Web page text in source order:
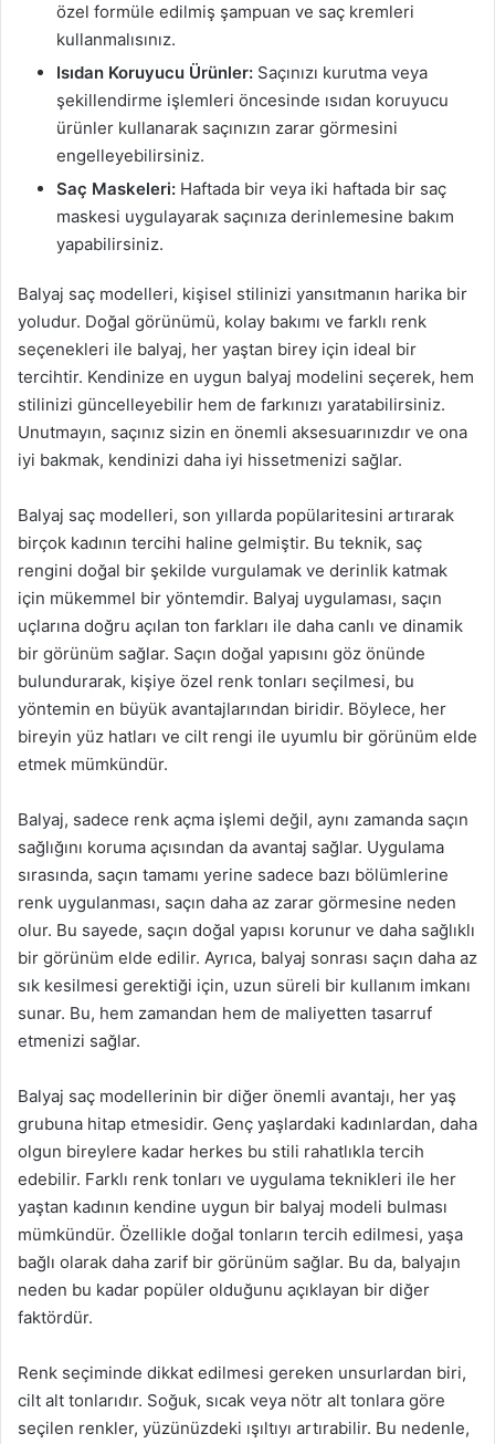
özel formüle edilmiş şampuan ve saç kremleri
kullanmalısınız.
Isıdan Koruyucu Ürünler: Saçınızı kurutma veya
şekillendirme işlemleri öncesinde ısıdan koruyucu
ürünler kullanarak saçınızın zarar görmesini
engelleyebilirsiniz.
Saç Maskeleri: Haftada bir veya iki haftada bir saç
maskesi uygulayarak saçınıza derinlemesine bakım
yapabilirsiniz.
Balyaj saç modelleri, kişisel stilinizi yansıtmanın harika bir
yoludur. Doğal görünümü, kolay bakımı ve farklı renk
seçenekleri ile balyaj, her yaştan birey için ideal bir
tercihtir. Kendinize en uygun balyaj modelini seçerek, hem
stilinizi güncelleyebilir hem de farkınızı yaratabilirsiniz.
Unutmayın, saçınız sizin en önemli aksesuarınızdır ve ona
iyi bakmak, kendinizi daha iyi hissetmenizi sağlar.
Balyaj saç modelleri, son yıllarda popülaritesini artırarak
birçok kadının tercihi haline gelmiştir. Bu teknik, saç
rengini doğal bir şekilde vurgulamak ve derinlik katmak
için mükemmel bir yöntemdir. Balyaj uygulaması, saçın
uçlarına doğru açılan ton farkları ile daha canlı ve dinamik
bir görünüm sağlar. Saçın doğal yapısını göz önünde
bulundurarak, kişiye özel renk tonları seçilmesi, bu
yöntemin en büyük avantajlarından biridir. Böylece, her
bireyin yüz hatları ve cilt rengi ile uyumlu bir görünüm elde
etmek mümkündür.
Balyaj, sadece renk açma işlemi değil, aynı zamanda saçın
sağlığını koruma açısından da avantaj sağlar. Uygulama
sırasında, saçın tamamı yerine sadece bazı bölümlerine
renk uygulanması, saçın daha az zarar görmesine neden
olur. Bu sayede, saçın doğal yapısı korunur ve daha sağlıklı
bir görünüm elde edilir. Ayrıca, balyaj sonrası saçın daha az
sık kesilmesi gerektiği için, uzun süreli bir kullanım imkanı
sunar. Bu, hem zamandan hem de maliyetten tasarruf
etmenizi sağlar.
Balyaj saç modellerinin bir diğer önemli avantajı, her yaş
grubuna hitap etmesidir. Genç yaşlardaki kadınlardan, daha
olgun bireylere kadar herkes bu stili rahatlıkla tercih
edebilir. Farklı renk tonları ve uygulama teknikleri ile her
yaştan kadının kendine uygun bir balyaj modeli bulması
mümkündür. Özellikle doğal tonların tercih edilmesi, yaşa
bağlı olarak daha zarif bir görünüm sağlar. Bu da, balyajın
neden bu kadar popüler olduğunu açıklayan bir diğer
faktördür.
Renk seçiminde dikkat edilmesi gereken unsurlardan biri,
cilt alt tonlarıdır. Soğuk, sıcak veya nötr alt tonlara göre
seçilen renkler, yüzünüzdeki ışıltıyı artırabilir. Bu nedenle,